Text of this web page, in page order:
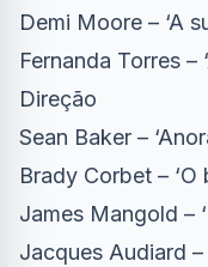
Demi Moore – ‘A
Fernanda Torres –
Direção
Sean Baker –
Brady Corbet – ‘O
James Mangold –
Jacques Audiard –